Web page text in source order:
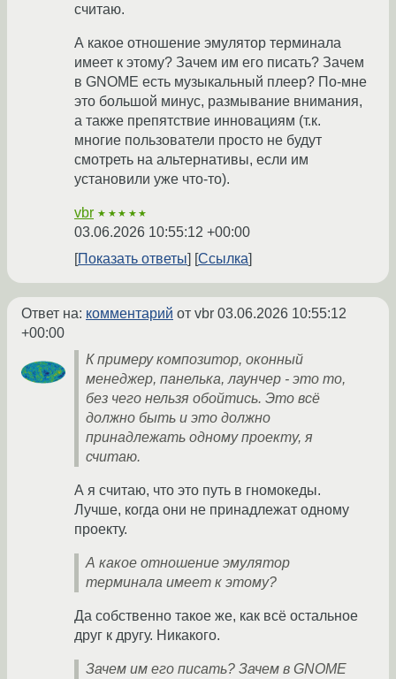
считаю.
А какое отношение эмулятор терминала
имеет к этому? Зачем им его писать? Зачем
в GNOME есть музыкальный плеер? По-мне
это большой минус, размывание внимания,
а также препятствие инновациям (т.к.
многие пользователи просто не будут
смотреть на альтернативы, если им
установили уже что-то).
vbr ★★★★★
03.06.2026 10:55:12 +00:00
Показать ответы
Ссылка
Ответ на: комментарий от vbr 03.06.2026 10:55:12
+00:00
К примеру композитор, оконный
менеджер, панелька, лаунчер - это то,
без чего нельзя обойтись. Это всё
должно быть и это должно
принадлежать одному проекту, я
считаю.
А я считаю, что это путь в гномокеды.
Лучше, когда они не принадлежат одному
проекту.
А какое отношение эмулятор
терминала имеет к этому?
Да собственно такое же, как всё остальное
друг к другу. Никакого.
Зачем им его писать? Зачем в GNOME